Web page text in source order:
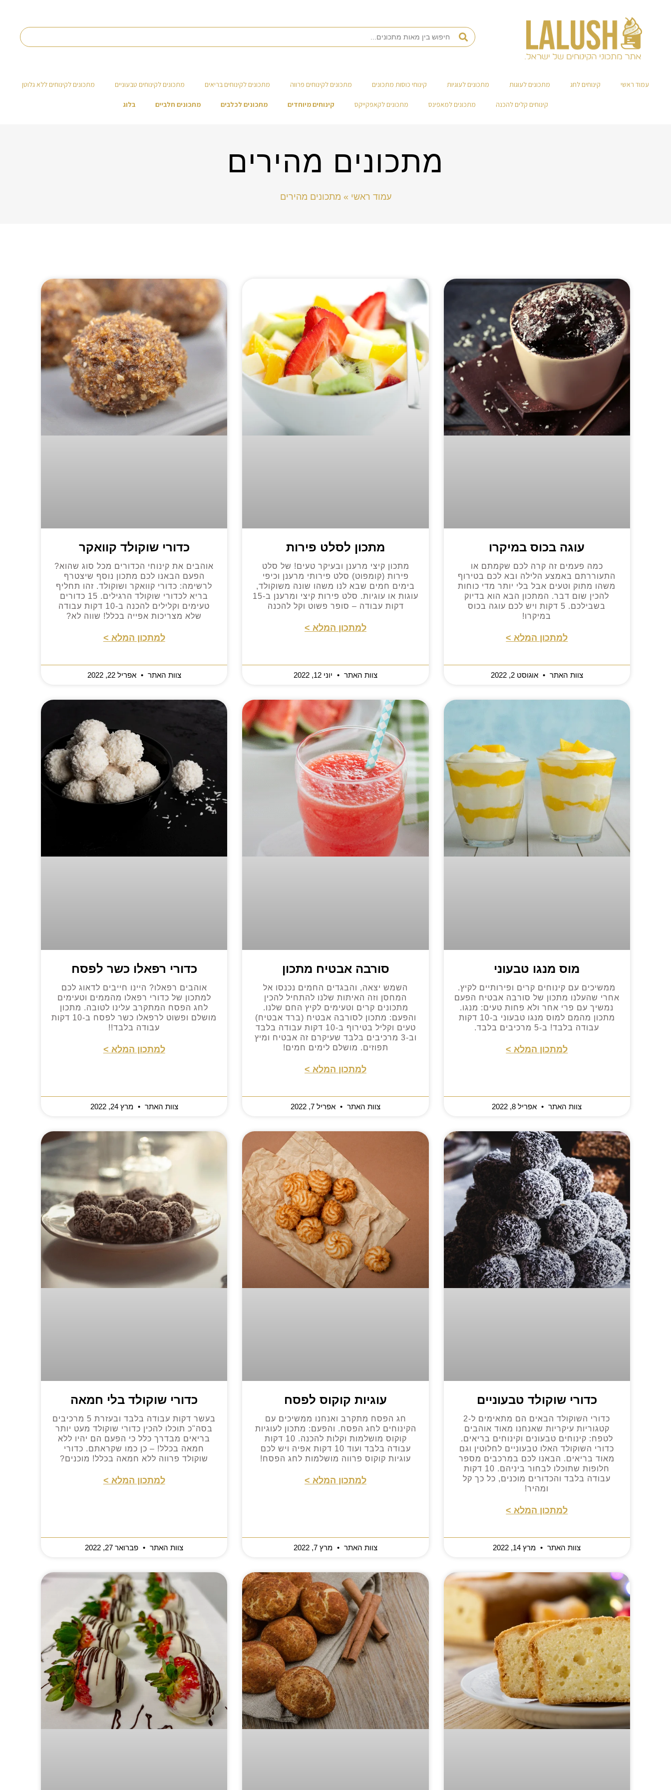
עמוד ראשי קינוחים לחג מתכונים לעוגות מתכונים לעוגיות קינוחי כוסות מתכונים מתכונים לקינוחים פרווה מתכונים לקינוחים בריאים מתכונים לקינוחים טבעוניים מתכונים לקינוחים ללא גלוטן
קינוחים קלים להכנה מתכונים למאפינס מתכונים לקאפקייקס קינוחים מיוחדים מתכונים לכלבים מתכונים חלביים בלוג
מתכונים מהירים
עמוד ראשי » מתכונים מהירים
עוגה בכוס במיקרו
כמה פעמים זה קרה לכם שקמתם או
התעוררתם באמצע הלילה ובא לכם בטירוף
משהו מתוק וטעים אבל בלי יותר מדי כוחות
להכין שום דבר. המתכון הבא הוא בדיוק
בשבילכם. 5 דקות ויש לכם עוגה בכוס
במיקרו!
למתכון המלא >
צוות האתר אוגוסט 2, 2022
מתכון לסלט פירות
מתכון קיצי מרענן ובעיקר טעים! של סלט
פירות (קומפוט) סלט פירותי מרענן וכיפי
בימים חמים שבא לנו משהו שונה משוקולד,
עוגות או עוגיות. סלט פירות קיצי ומרענן ב-15
דקות עבודה – סופר פשוט וקל להכנה
למתכון המלא >
צוות האתר יוני 12, 2022
כדורי שוקולד קוואקר
אוהבים את קינוחי הכדורים מכל סוג שהוא?
הפעם הבאנו לכם מתכון נוסף שיצטרף
לרשימה: כדורי קוואקר ושוקולד. זהו תחליף
בריא לכדורי שוקולד הרגילים. 15 כדורים
טעימים וקלילים להכנה ב-10 דקות עבודה
שלא מצריכות אפייה בכלל! שווה לא?
למתכון המלא >
צוות האתר אפריל 22, 2022
מוס מנגו טבעוני
ממשיכים עם קינוחים קרים ופירותיים לקיץ.
אחרי שהעלנו מתכון של סורבה אבטיח הפעם
נמשיך עם פרי אחר ולא פחות טעים: מנגו.
מתכון מהמם למוס מנגו טבעוני ב-10 דקות
עבודה בלבד! ב-5 מרכיבים בלבד.
למתכון המלא >
צוות האתר אפריל 8, 2022
סורבה אבטיח מתכון
השמש יצאה, והבגדים החמים נכנסו אל
המחסן וזה האיתות שלנו להתחיל להכין
מתכונים קרים וטעימים לקיץ החם שלנו.
והפעם: מתכון לסורבה אבטיח (ברד אבטיח)
טעים וקליל בטירוף ב-10 דקות עבודה בלבד
וב-3 מרכיבים בלבד שעיקרם זה אבטיח ומיץ
תפוזים. מושלם לימים חמים!
למתכון המלא >
צוות האתר אפריל 7, 2022
כדורי רפאלו כשר לפסח
אוהבים רפאלו? היינו חייבים לדאוג לכם
למתכון של כדורי רפאלו מהממים וטעימים
לחג הפסח המתקרב עלינו לטובה. מתכון
מושלם ופשוט לרפאלו כשר לפסח ב-10 דקות
עבודה בלבד!!
למתכון המלא >
צוות האתר מרץ 24, 2022
כדורי שוקולד טבעוניים
כדורי השוקולד הבאים הם מתאימים ל-2
קטגוריות עיקריות שאנחנו מאוד אוהבים
לטפח: קינוחים טבעונים וקינוחים בריאים.
כדורי השוקולד האלו טבעוניים לחלוטין וגם
מאוד בריאים. הבאנו לכם במרכבים מספר
חלופות שתוכלו לבחור ביניהם. 10 דקות
עבודה בלבד והכדורים מוכנים, כל כך קל
ומהיר!
למתכון המלא >
צוות האתר מרץ 14, 2022
עוגיות קוקוס לפסח
חג הפסח מתקרב ואנחנו ממשיכים עם
הקינוחים לחג הפסח. והפעם: מתכון לעוגיות
קוקוס מושלמות וקלות להכנה. 10 דקות
עבודה בלבד ועוד 10 דקות אפיה ויש לכם
עוגיות קוקוס פרווה מושלמות לחג הפסח!
למתכון המלא >
צוות האתר מרץ 7, 2022
כדורי שוקולד בלי חמאה
בעשר דקות עבודה בלבד ובעזרת 5 מרכיבים
בסה"כ תוכלו להכין כדורי שוקולד מעט יותר
בריאים מבדרך כלל כי הפעם הם יהיו ללא
חמאה בכלל! – כן כמו שקראתם. כדורי
שוקולד פרווה ללא חמאה בכלל! מוכנים?
למתכון המלא >
צוות האתר פברואר 27, 2022